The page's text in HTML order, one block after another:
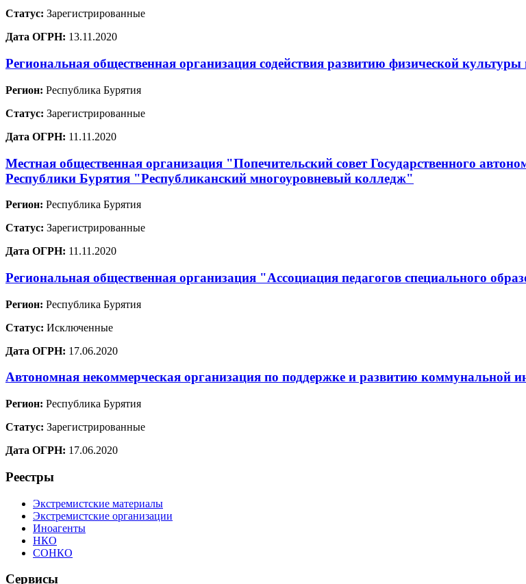
Статус: Зарегистрированные
Дата ОГРН: 13.11.2020
Региональная общественная организация содействия развитию физической
Регион: Республика Бурятия
Статус: Зарегистрированные
Дата ОГРН: 11.11.2020
Местная общественная организация "Попечительский совет Государственного
Республики Бурятия "Республиканский многоуровневый колледж"
Регион: Республика Бурятия
Статус: Зарегистрированные
Дата ОГРН: 11.11.2020
Региональная общественная организация "Ассоциация педагогов специального
Регион: Республика Бурятия
Статус: Исключенные
Дата ОГРН: 17.06.2020
Автономная некоммерческая организация по поддержке и развитию коммунальной
Регион: Республика Бурятия
Статус: Зарегистрированные
Дата ОГРН: 17.06.2020
Реестры
Экстремистские материалы
Экстремистские организации
Иноагенты
НКО
СОНКО
Сервисы